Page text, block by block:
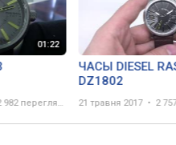
982 перегляда
ЧАСЫ DIESEL
DZ1802
21 травня 2017 2 757